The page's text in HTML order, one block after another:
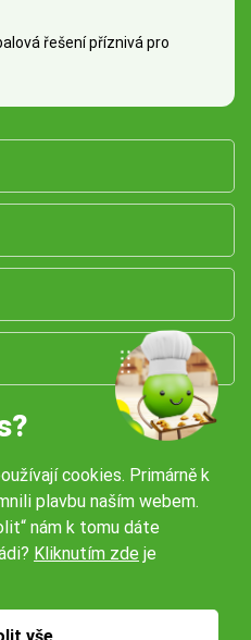
řešení příznivá pro
cookies. Primárně k
plavbu naším webem.
nám k tomu dáte
Kliknutím zde je